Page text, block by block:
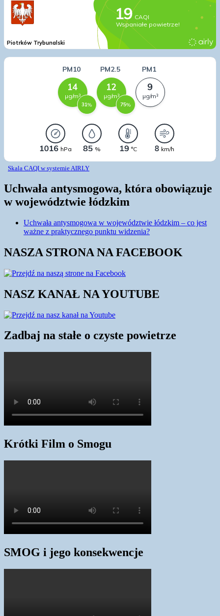
Skala CAQI w systemie AIRLY
Uchwała antysmogowa, która obowiązuje
w województwie łódzkim
Uchwała antysmogowa w województwie łódzkim – co jest
ważne z praktycznego punktu widzenia?
NASZA STRONA NA FACEBOOK
NASZ KANAŁ NA YOUTUBE
Zadbaj na stałe o czyste powietrze
Krótki Film o Smogu
SMOG i jego konsekwencje